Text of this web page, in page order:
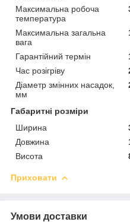
Максимальна робоча
температура
Максимальна загальна
вага
Гарантійний термін
Час розігріву
Діаметр змінних насадок,
мм
Габаритні розміри
Ширина
Довжина
Висота
Приховати
Умови доставки